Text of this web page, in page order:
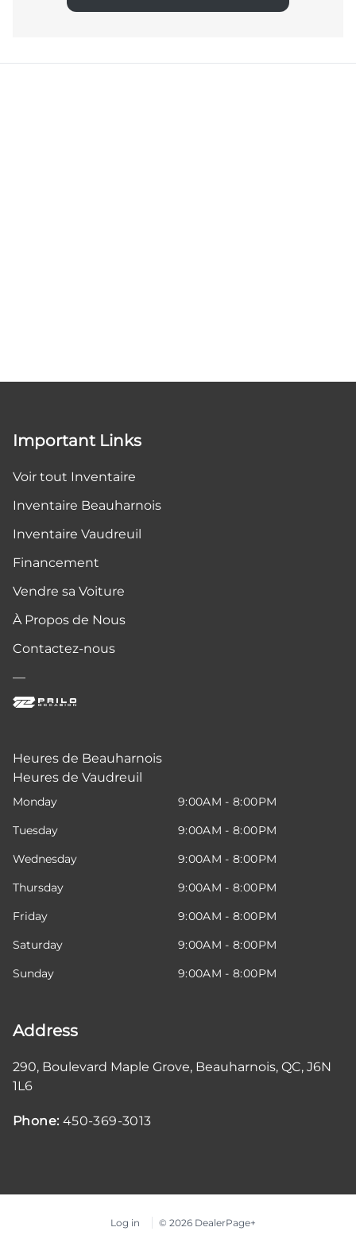
Important Links
Voir tout Inventaire
Inventaire Beauharnois
Inventaire Vaudreuil
Financement
Vendre sa Voiture
À Propos de Nous
Contactez-nous
—
Heures de Beauharnois
Heures de Vaudreuil
Monday
9:00AM - 8:00PM
Tuesday
9:00AM - 8:00PM
Wednesday
9:00AM - 8:00PM
Thursday
9:00AM - 8:00PM
Friday
9:00AM - 8:00PM
Saturday
9:00AM - 8:00PM
Sunday
9:00AM - 8:00PM
Address
290, Boulevard Maple Grove, Beauharnois, QC, J6N
1L6
Phone: 450-369-3013
Log in © 2026 DealerPage+